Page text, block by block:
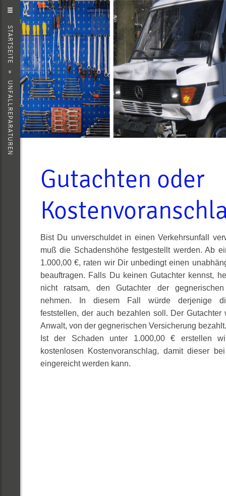
STARTSEITE
»
UNFALLREPARATUREN
Gutachten oder
Bist Du unverschuldet in einen Verkehrsunfall
muß die Schadenshöhe festgestellt werden. Ab
1.000,00 €, raten wir Dir unbedingt einen
beauftragen. Falls Du keinen Gutachter kennst,
nicht ratsam, den Gutachter der
nehmen. In diesem Fall würde derjenige
feststellen, der auch bezahlen soll. Der Gutachter
Anwalt, von der gegnerischen Versicherung bezahlt.
Ist der Schaden unter 1.000,00 € erstellen
kostenlosen Kostenvoranschlag, damit dieser
eingereicht werden kann.